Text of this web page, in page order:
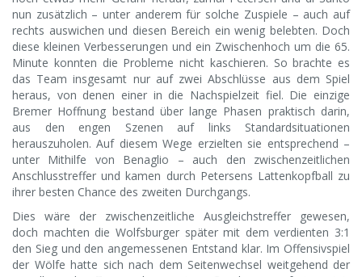
nun zusätzlich – unter anderem für solche Zuspiele – auch auf
rechts auswichen und diesen Bereich ein wenig belebten. Doch
diese kleinen Verbesserungen und ein Zwischenhoch um die 65.
Minute konnten die Probleme nicht kaschieren. So brachte es
das Team insgesamt nur auf zwei Abschlüsse aus dem Spiel
heraus, von denen einer in die Nachspielzeit fiel. Die einzige
Bremer Hoffnung bestand über lange Phasen praktisch darin,
aus den engen Szenen auf links Standardsituationen
herauszuholen. Auf diesem Wege erzielten sie entsprechend –
unter Mithilfe von Benaglio – auch den zwischenzeitlichen
Anschlusstreffer und kamen durch Petersens Lattenkopfball zu
ihrer besten Chance des zweiten Durchgangs.
Dies wäre der zwischenzeitliche Ausgleichstreffer gewesen,
doch machten die Wolfsburger später mit dem verdienten 3:1
den Sieg und den angemessenen Entstand klar. Im Offensivspiel
der Wölfe hatte sich nach dem Seitenwechsel weitgehend der